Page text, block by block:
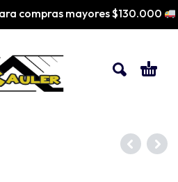
compras mayores $130.000